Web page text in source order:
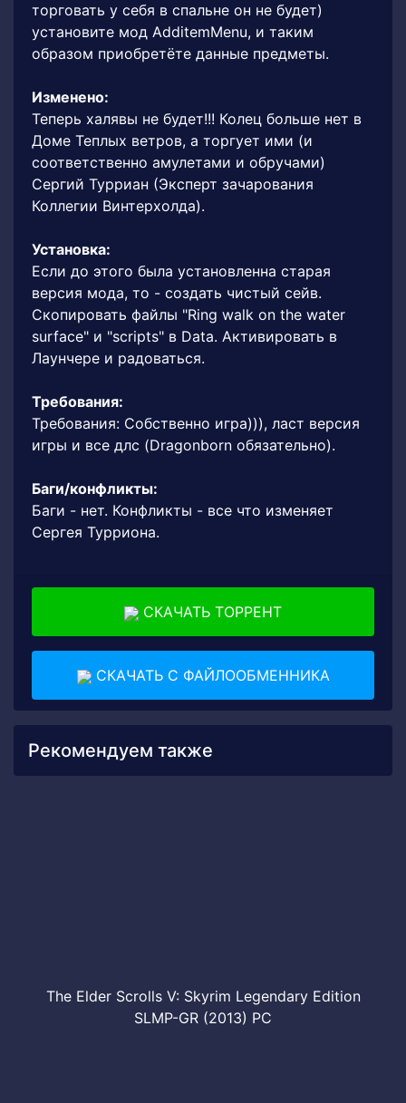
торговать у себя в спальне он не будет)
установите мод AdditemMenu, и таким
образом приобретёте данные предметы.
Изменено:
Теперь халявы не будет!!! Колец больше нет в
Доме Теплых ветров, а торгует ими (и
соответственно амулетами и обручами)
Сергий Турриан (Эксперт зачарования
Коллегии Винтерхолда).
Установка:
Если до этого была установленна старая
версия мода, то - создать чистый сейв.
Скопировать файлы "Ring walk on the water
surface" и "scripts" в Data. Активировать в
Лаунчере и радоваться.
Требования:
Требования: Собственно игра))), ласт версия
игры и все длс (Dragonborn обязательно).
Баги/конфликты:
Баги - нет. Конфликты - все что изменяет
Сергея Турриона.
СКАЧАТЬ ТОРРЕНТ
СКАЧАТЬ С ФАЙЛООБМЕННИКА
Рекомендуем также
The Elder Scrolls V: Skyrim Legendary Edition
SLMP-GR (2013) PC